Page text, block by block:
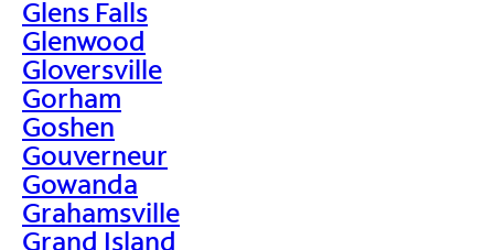
Glens Falls
Glenwood
Gloversville
Gorham
Goshen
Gouverneur
Gowanda
Grahamsville
Grand Island